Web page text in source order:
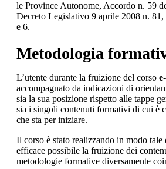
le Province Autonome, Accordo n. 59
Decreto Legislativo 9 aprile 2008 n.
e 6.
Metodologia
L’utente durante la fruizione del corso
accompagnato da indicazioni di
sia la sua posizione rispetto alle tappe
sia i singoli contenuti formativi di cui è
che sta per iniziare.
Il corso è stato realizzando in modo tale
efficace possibile la fruizione dei
metodologie formative diversamente